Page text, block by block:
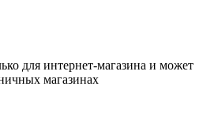
для интернет-магазина и может
магазинах